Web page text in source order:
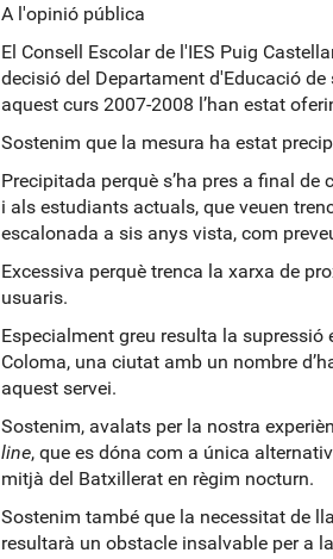
A l'opinió pública
El Consell Escolar de l'IES Puig
decisió del Departament d'Educació
aquest curs 2007-2008 l’han estat
Sostenim que la mesura ha estat
Precipitada perquè s’ha pres a final
i als estudiants actuals, que veuen
escalonada a sis anys vista, com
Excessiva perquè trenca la xarxa de
usuaris.
Especialment greu resulta la supressió
Coloma, una ciutat amb un nombre
aquest servei.
Sostenim, avalats per la nostra
line, que es dóna com a única
mitjà del Batxillerat en règim nocturn.
Sostenim també que la necessitat de
resultarà un obstacle insalvable per a